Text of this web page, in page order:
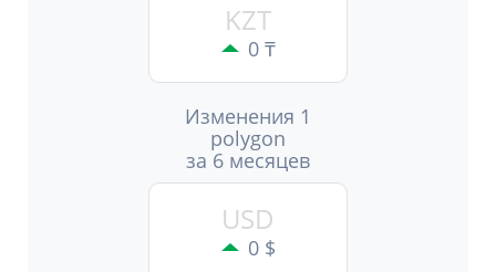
KZT
0 ₸
Изменения 1
polygon
за 6 месяцев
USD
0 $